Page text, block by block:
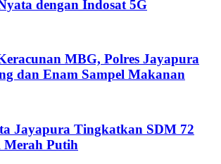
dengan Indosat 5G
MBG, Polres Jayapura
dan Enam Sampel Makanan
Jayapura Tingkatkan SDM 72
Merah Putih